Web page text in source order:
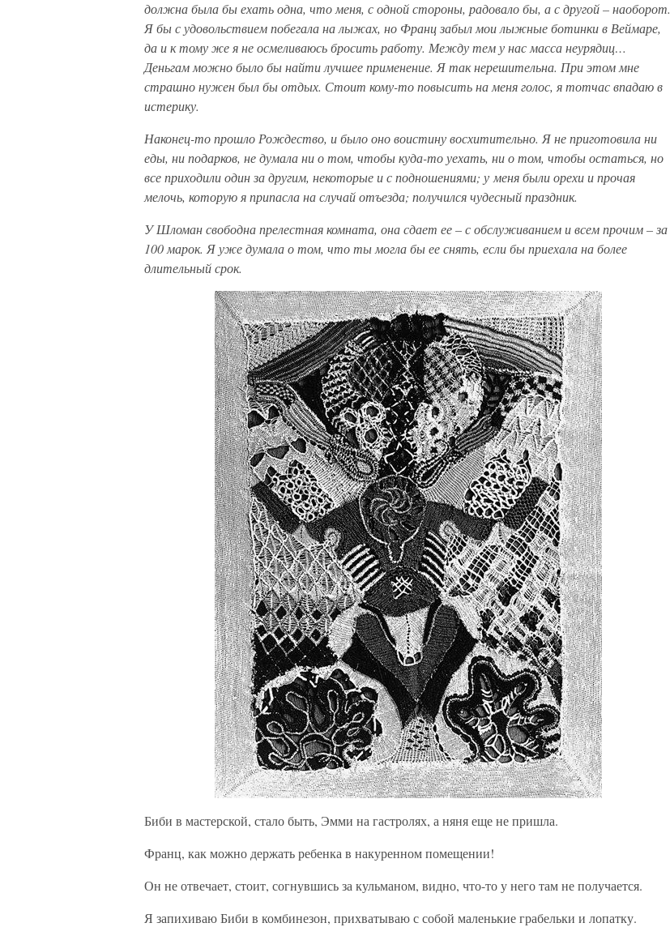
должна была бы ехать одна, что меня, с одной стороны, радовало бы, а с другой – наоборот.
Я бы с удовольствием побегала на лыжах, но Франц забыл мои лыжные ботинки в Веймаре,
да и к тому же я не осмеливаюсь бросить работу. Между тем у нас масса неурядиц…
Деньгам можно было бы найти лучшее применение. Я так нерешительна. При этом мне
страшно нужен был бы отдых. Стоит кому-то повысить на меня голос, я тотчас впадаю в
истерику.
Наконец-то прошло Рождество, и было оно воистину восхитительно. Я не приготовила ни
еды, ни подарков, не думала ни о том, чтобы куда-то уехать, ни о том, чтобы остаться, но
все приходили один за другим, некоторые и с подношениями; у меня были орехи и прочая
мелочь, которую я припасла на случай отъезда; получился чудесный праздник.
У Шломан свободна прелестная комната, она сдает ее – с обслуживанием и всем прочим – за
100 марок. Я уже думала о том, что ты могла бы ее снять, если бы приехала на более
длительный срок.
Биби в мастерской, стало быть, Эмми на гастролях, а няня еще не пришла.
Франц, как можно держать ребенка в накуренном помещении!
Он не отвечает, стоит, согнувшись за кульманом, видно, что-то у него там не получается.
Я запихиваю Биби в комбинезон, прихватываю с собой маленькие грабельки и лопатку.